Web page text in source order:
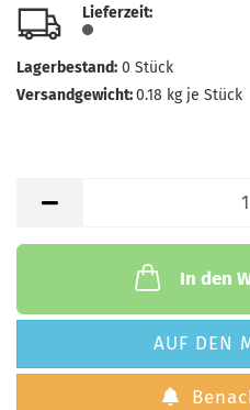
Lieferzeit:
Gewicht:
Lagerbestand:
Lieferzeit:
Lagerbestand: 0 Stück
Versandgewicht:0.18 kg je Stück
In den
AUF DEN